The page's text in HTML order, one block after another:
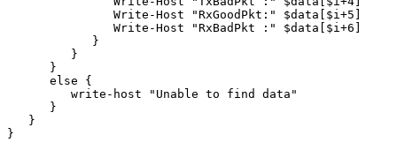
               Write-Host "RxGoodPkt:" $data[$i+5]
               Write-Host "RxBadPkt :" $data[$i+6]
            }
         }
      }
      else {
         write-host "Unable to find data"
      }
   }
}